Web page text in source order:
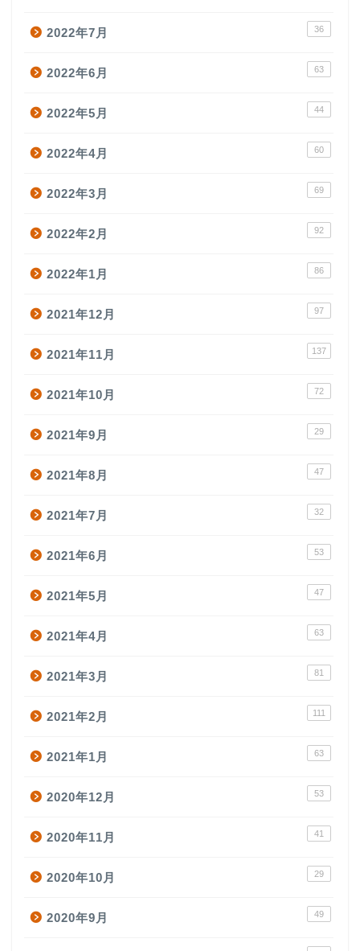
2022年7月 36
2022年6月 63
2022年5月 44
2022年4月 60
2022年3月 69
2022年2月 92
2022年1月 86
2021年12月 97
2021年11月 137
2021年10月 72
2021年9月 29
2021年8月 47
2021年7月 32
2021年6月 53
2021年5月 47
2021年4月 63
2021年3月 81
2021年2月 111
2021年1月 63
2020年12月 53
2020年11月 41
2020年10月 29
2020年9月 49